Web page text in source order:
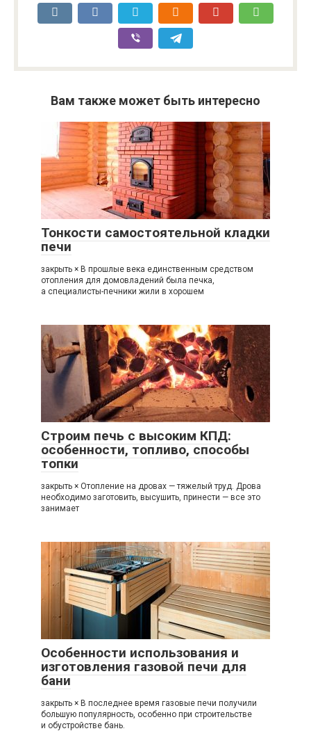
Вам также может быть интересно
Тонкости самостоятельной кладки
печи
закрыть × В прошлые века единственным средством
отопления для домовладений была печка,
а специалисты-печники жили в хорошем
Строим печь с высоким КПД:
особенности, топливо, способы
топки
закрыть × Отопление на дровах — тяжелый труд. Дрова
необходимо заготовить, высушить, принести — все это
занимает
Особенности использования и
изготовления газовой печи для
бани
закрыть × В последнее время газовые печи получили
большую популярность, особенно при строительстве
и обустройстве бань.